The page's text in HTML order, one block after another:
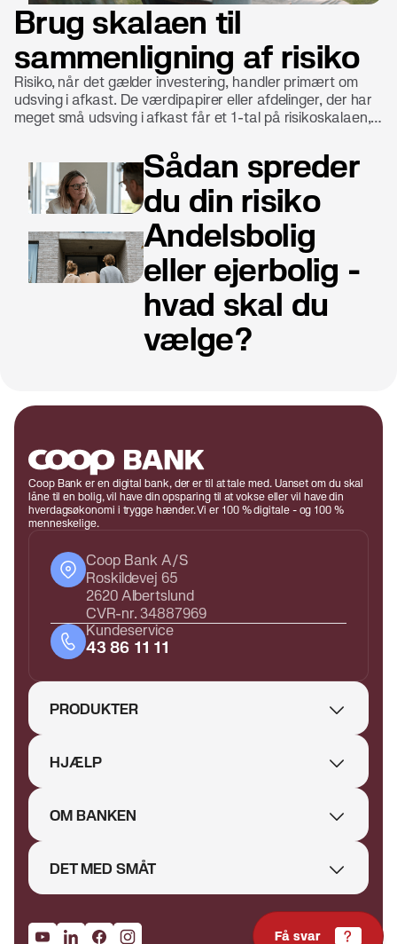
Brug skalaen til
sammenligning af risiko
Risiko, når det gælder investering, handler primært om
udsving i afkast. De værdipapirer eller afdelinger, der har
meget små udsving i afkast får et 1-tal på risikoskalaen,
Sådan spreder
du din risiko
Andelsbolig
eller ejerbolig -
hvad skal du
vælge?
Coop Bank er en digital bank, der er til at tale med. Uanset om du skal
låne til en bolig, vil have din opsparing til at vokse eller vil have din
hverdagsøkonomi i trygge hænder. Vi er 100 % digitale - og 100 %
menneskelige.
Coop Bank A/S
Roskildevej 65
2620 Albertslund
CVR-nr. 34887969
Kundeservice
43 86 11 11
PRODUKTER
HJÆLP
OM BANKEN
DET MED SMÅT
Få svar